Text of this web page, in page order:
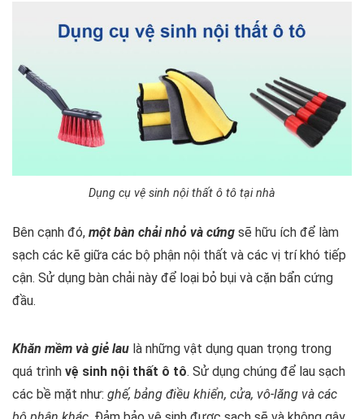
Dụng cụ vệ sinh nội thất ô tô tại nhà
Bên cạnh đó, một bàn chải nhỏ và cứng sẽ hữu ích để làm
sạch các kẽ giữa các bộ phận nội thất và các vị trí khó tiếp
cận. Sử dụng bàn chải này để loại bỏ bụi và cặn bẩn cứng
đầu.
Khăn mềm và giẻ lau là những vật dụng quan trọng trong
quá trình vệ sinh nội thất ô tô. Sử dụng chúng để lau sạch
các bề mặt như: ghế, bảng điều khiển, cửa, vô-lăng và các